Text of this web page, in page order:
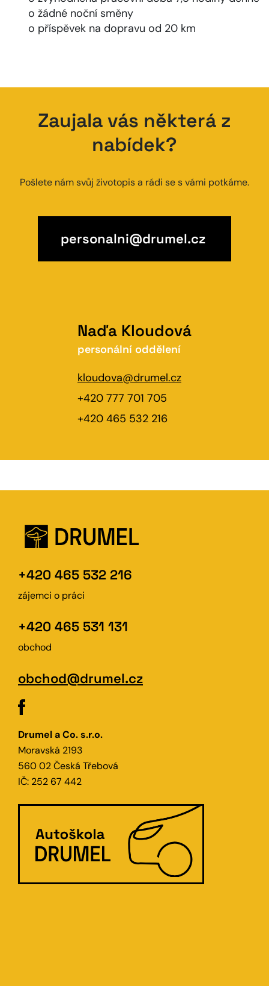
o žádné noční směny
o příspěvek na dopravu od 20 km
Zaujala vás některá z
nabídek?
Pošlete nám svůj životopis a rádi se s vámi potkáme.
personalni@drumel.cz
Naďa Kloudová
personální oddělení
kloudova@drumel.cz
+420 777 701 705
+420 465 532 216
+420 465 532 216
zájemci o práci
+420 465 531 131
obchod
obchod@drumel.cz
Drumel a Co. s.r.o.
Moravská 2193
560 02 Česká Třebová
IČ: 252 67 442